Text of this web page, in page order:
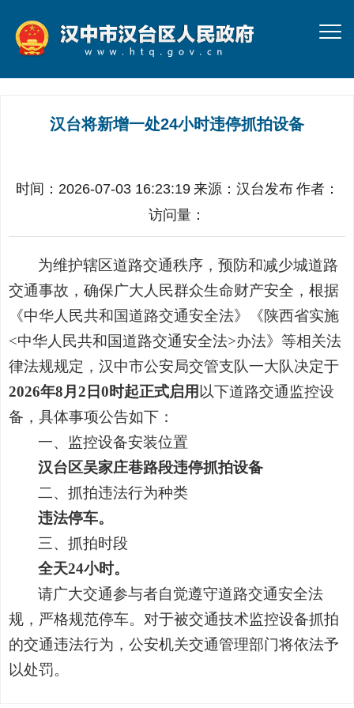
汉台将新增一处24小时违停抓拍设备
时间：2026-07-03 16:23:19 来源： 汉台发布 作者：
访问量：
为维护辖区道路交通秩序，预防和减少城道路
交通事故，确保广大人民群众生命财产安全，根据
《中华人民共和国道路交通安全法》《陕西省实施
<中华人民共和国道路交通安全法>办法》等相关法
律法规规定，汉中市公安局交管支队一大队决定于
2026年8月2日0时起正式启用 以下道路交通监控设
备，具体事项公告如下：
一、监控设备安装位置
汉台区吴家庄巷路段违停抓拍设备
二、抓拍违法行为种类
违法停车。
三、抓拍时段
全天24小时。
请广大交通参与者自觉遵守道路交通安全法
规，严格规范停车。对于被交通技术监控设备抓拍
的交通违法行为，公安机关交通管理部门将依法予
以处罚。